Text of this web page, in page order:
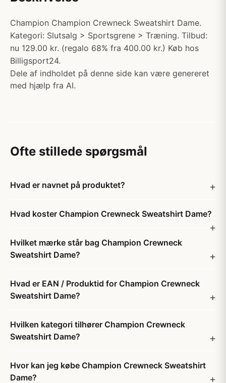
Champion Champion Crewneck Sweatshirt Dame.
Kategori: Slutsalg > Sportsgrene > Træning. Tilbud:
nu 129.00 kr. (regalo 68% fra 400.00 kr.) Køb hos
Billigsport24.
Dele af indholdet på denne side kan være genereret
med hjælp fra AI.
Ofte stillede spørgsmål
Hvad er navnet på produktet?
Hvad koster Champion Crewneck Sweatshirt Dame?
Hvilket mærke står bag Champion Crewneck
Sweatshirt Dame?
Hvad er EAN / Produktid for Champion Crewneck
Sweatshirt Dame?
Hvilken kategori tilhører Champion Crewneck
Sweatshirt Dame?
Hvor kan jeg købe Champion Crewneck Sweatshirt
Dame?